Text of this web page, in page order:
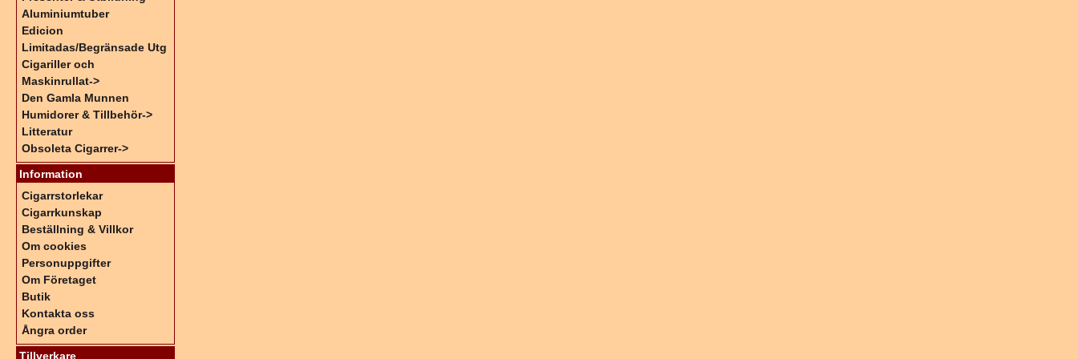
Aluminiumtuber
Edicion
Limitadas/Begränsade Utg
Cigariller och
Maskinrullat->
Den Gamla Munnen
Humidorer & Tillbehör->
Litteratur
Obsoleta Cigarrer->
Information
Cigarrstorlekar
Cigarrkunskap
Beställning & Villkor
Om cookies
Personuppgifter
Om Företaget
Butik
Kontakta oss
Ångra order
Tillverkare